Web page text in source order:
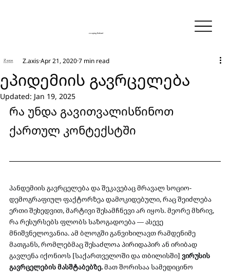
escaping flatland
ეპიდემიის გავრცელება
Z.axisApr 21, 20207 min read
Updated: Jan 19, 2025
რა უნდა გავითვალისწინოთ
ქართულ კონტექსტში
პანდემიის გავრცელება და შეკავებაც მრავალ სოციო-
დემოგრაფიულ ფაქტორზეა დამოკიდებული, რაც შეიძლება
ერთი შეხედვით, მარტივი შესამჩნევი არ იყოს. მეორე მხრივ,
რა რესურსებს ფლობს საზოგადოება — ასევე
მნიშვნელოვანია. ამ ბლოგში განვიხილავთ რამდენიმე
მათგანს, რომლებმაც შესაძლოა პირიდაპირ ან ირიბად
გავლენა იქონიოს [საქართველოში და თბილისში] ვირუსის
გავრცელების მასშტაბებზე. მათ შორისაა სამედიცინო